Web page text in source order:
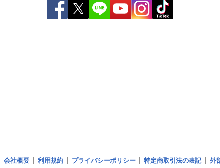
会社概要 利用規約 プライバシーポリシー 特定商取引法の表記 外